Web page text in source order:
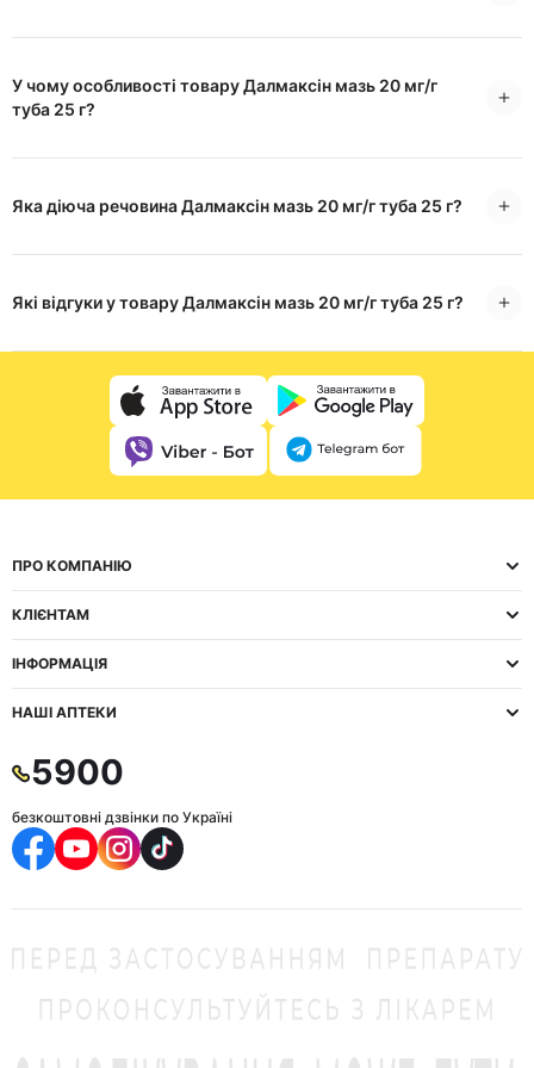
У чому особливості товару Далмаксін мазь 20 мг/г
туба 25 г?
Яка діюча речовина Далмаксін мазь 20 мг/г туба 25 г?
Які відгуки у товару Далмаксін мазь 20 мг/г туба 25 г?
ПРО КОМПАНІЮ
КЛІЄНТАМ
ІНФОРМАЦІЯ
НАШІ АПТЕКИ
5900
безкоштовні дзвінки по Україні